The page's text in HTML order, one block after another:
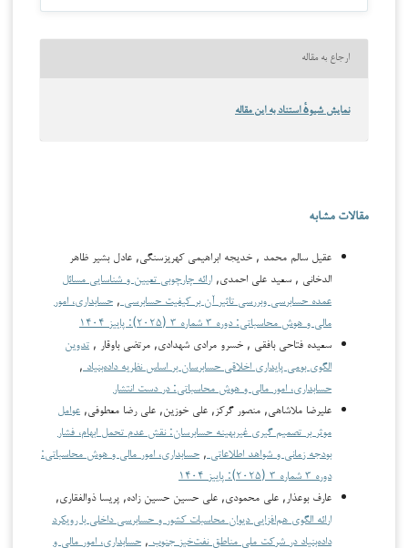
ارجاع به مقاله
نمایش شیوهٔ استناد به این مقاله
مقالات مشابه
عقيل سالم محمد , خدیجه ابراهیمی کهریزسنگی, عادل بشير ظاهر
الدخاني , سعید علی احمدی, ارائه چارچوبی تعیین و شناسایی مسائل
عمده حسابرسی و‌بررسی تاثیر آن بر کیفیت حسابرسی , حسابداری، امور
مالی و هوش محاسباتی: دوره ۳ شماره ۳ (۲۰۲۵): پاییز ۱۴۰۴
سعيده فتاحي بافقي , خسرو مرادی شهدادی, مرتضي باوقار , تدوین
الگوی بومی پایداری اخلاقی حسابرسان بر اساس نظریه داده‌بنیاد ,
حسابداری، امور مالی و هوش محاسباتی: در دست انتشار
علیرضا ملاشاهی, منصور گرکز, علی خوزین, علی رضا معطوفی, عوامل
موثر بر تصمیم گیری غیربهینه حسابرسان: نقش عدم تحمل ابهام، فشار
بودجه زمانی و شواهد اطلاعاتی , حسابداری، امور مالی و هوش محاسباتی:
دوره ۳ شماره ۳ (۲۰۲۵): پاییز ۱۴۰۴
عارف بوعذار, علی محمودی, علی حسین حسین زاده, پریسا ذوالفقاری,
ارائه الگوی هم‌افزایی دیوان محاسبات کشور و حسابرسی داخلی با رویکرد
داده‌بنیاد در شرکت ملی مناطق نفت‌خیز جنوب , حسابداری، امور مالی و